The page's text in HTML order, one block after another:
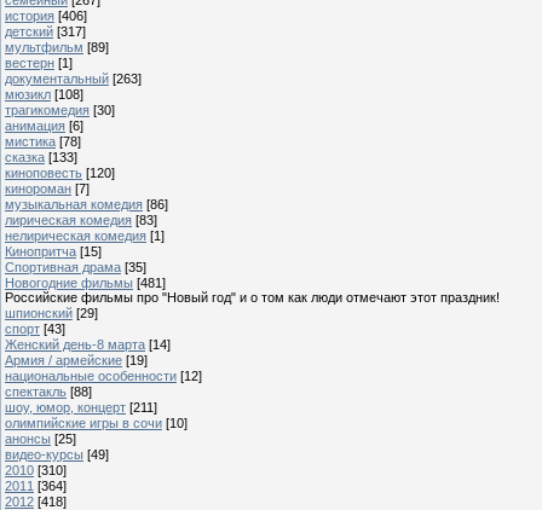
история [406]
детский [317]
мультфильм [89]
вестерн [1]
документальный [263]
мюзикл [108]
трагикомедия [30]
анимация [6]
мистика [78]
сказка [133]
киноповесть [120]
кинороман [7]
музыкальная комедия [86]
лирическая комедия [83]
нелирическая комедия [1]
Кинопритча [15]
Спортивная драма [35]
Новогодние фильмы [481]
Российские фильмы про "Новый год" и о том как люди отмечают этот праздник!
шпионский [29]
спорт [43]
Женский день-8 марта [14]
Армия / армейские [19]
национальные особенности [12]
спектакль [88]
шоу, юмор, концерт [211]
олимпийские игры в сочи [10]
анонсы [25]
видео-курсы [49]
2010 [310]
2011 [364]
2012 [418]